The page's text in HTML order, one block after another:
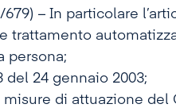
– In particolare
trattamento
persona;
del 24 gennaio 2003;
di attuazione del